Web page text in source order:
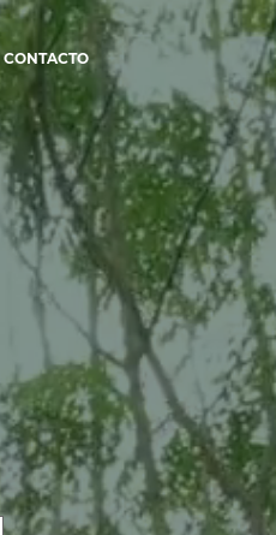
CONTACTO